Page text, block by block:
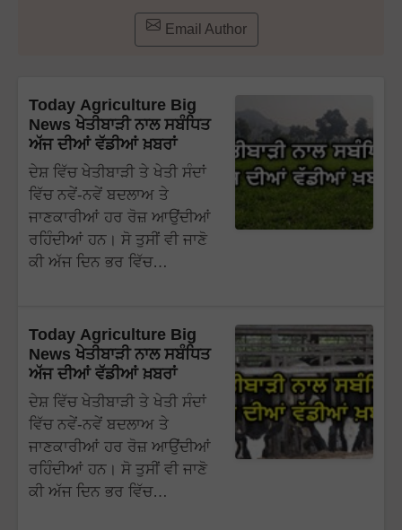
Email Author
Today Agriculture Big
News ਖੇਤੀਬਾੜੀ ਨਾਲ ਸਬੰਧਿਤ
ਅੱਜ ਦੀਆਂ ਵੱਡੀਆਂ ਖ਼ਬਰਾਂ
ਦੇਸ਼ ਵਿੱਚ ਖੇਤੀਬਾੜੀ ਤੇ ਖੇਤੀ ਸੰਦਾਂ
ਵਿੱਚ ਨਵੇਂ-ਨਵੇਂ ਬਦਲਾਅ ਤੇ
ਜਾਣਕਾਰੀਆਂ ਹਰ ਰੋਜ਼ ਆਉਂਦੀਆਂ
ਰਹਿੰਦੀਆਂ ਹਨ। ਸੋ ਤੁਸੀਂ ਵੀ ਜਾਣੋ
ਕੀ ਅੱਜ ਦਿਨ ਭਰ ਵਿੱਚ…
Today Agriculture Big
News ਖੇਤੀਬਾੜੀ ਨਾਲ ਸਬੰਧਿਤ
ਅੱਜ ਦੀਆਂ ਵੱਡੀਆਂ ਖ਼ਬਰਾਂ
ਦੇਸ਼ ਵਿੱਚ ਖੇਤੀਬਾੜੀ ਤੇ ਖੇਤੀ ਸੰਦਾਂ
ਵਿੱਚ ਨਵੇਂ-ਨਵੇਂ ਬਦਲਾਅ ਤੇ
ਜਾਣਕਾਰੀਆਂ ਹਰ ਰੋਜ਼ ਆਉਂਦੀਆਂ
ਰਹਿੰਦੀਆਂ ਹਨ। ਸੋ ਤੁਸੀਂ ਵੀ ਜਾਣੋ
ਕੀ ਅੱਜ ਦਿਨ ਭਰ ਵਿੱਚ…